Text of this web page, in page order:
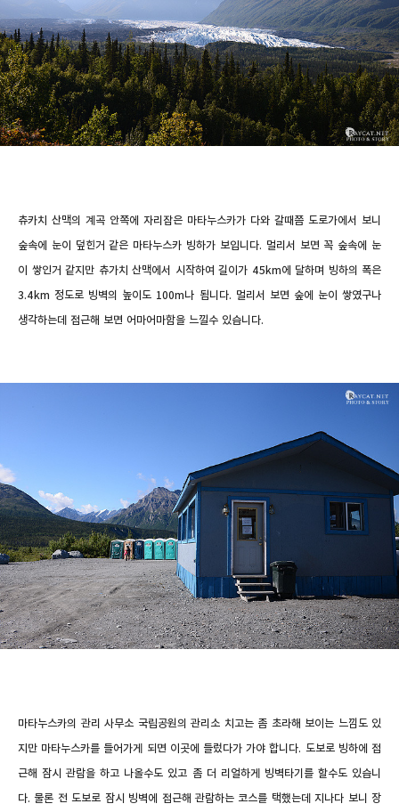
츄카치 산맥의 계곡 안쪽에 자리잡은 마타누스카가 다와 갈때쯤 도로가에서 보니
숲속에 눈이 덮힌거 같은 마타누스카 빙하가 보입니다. 멀리서 보면 꼭 숲속에 눈
이 쌓인거 같지만 츄가치 산맥에서 시작하여 길이가 45km에 달하며 빙하의 폭은
3.4km 정도로 빙벽의 높이도 100m나 됩니다. 멀리서 보면 숲에 눈이 쌓였구나
생각하는데 접근해 보면 어마어마함을 느낄수 있습니다.
마타누스카의 관리 사무소 국립공원의 관리소 치고는 좀 초라해 보이는 느낌도 있
지만 마타누스카를 들어가게 되면 이곳에 들렀다가 가야 합니다. 도보로 빙하에 접
근해 잠시 관람을 하고 나올수도 있고 좀 더 리얼하게 빙벽타기를 할수도 있습니
다. 물론 전 도보로 잠시 빙벽에 접근해 관람하는 코스를 택했는데 지나다 보니 장